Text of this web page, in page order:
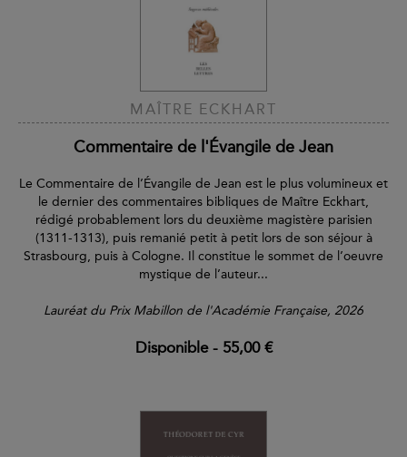
MAÎTRE ECKHART
Commentaire de l'Évangile de Jean
Le Commentaire de l’Évangile de Jean est le plus volumineux et
le dernier des commentaires bibliques de Maître Eckhart,
rédigé probablement lors du deuxième magistère parisien
(1311-1313), puis remanié petit à petit lors de son séjour à
Strasbourg, puis à Cologne. Il constitue le sommet de l’oeuvre
mystique de l’auteur...
Lauréat du Prix Mabillon de l'Académie Française, 2026
Disponible- 55,00 €